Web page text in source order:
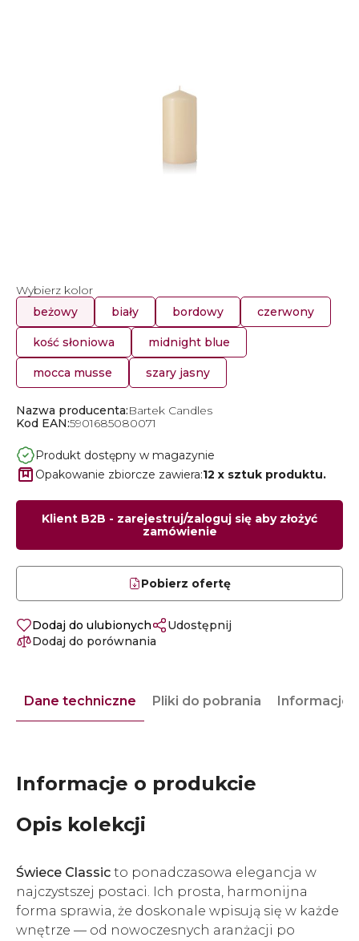
Wybierz kolor
beżowy
biały bordowy czerwony
kość słoniowa midnight blue
mocca musse szary jasny
Nazwa producenta:Bartek Candles
Kod EAN:5901685080071
Produkt dostępny w magazynie
Opakowanie zbiorcze zawiera:12 x sztuk produktu.
Klient B2B - zarejestruj/zaloguj się aby złożyć
zamówienie
Pobierz ofertę
Dodaj do ulubionych
Udostępnij
Dodaj do porównania
Dane techniczne Pliki do pobrania Informacje
Informacje o produkcie
Opis kolekcji
Świece Classic to ponadczasowa elegancja w
najczystszej postaci. Ich prosta, harmonijna
forma sprawia, że doskonale wpisują się w każde
wnętrze — od nowoczesnych aranżacji po